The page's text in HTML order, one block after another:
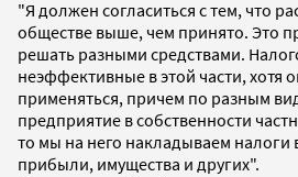
"Я должен согласиться с тем, что
обществе выше, чем принято. Это
решать разными средствами.
неэффективные в этой части, хотя
применяться, причем по разным
предприятие в собственности
то мы на него накладываем налоги
прибыли, имущества и других".